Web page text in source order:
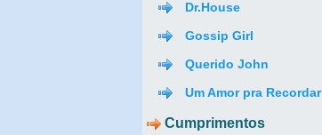
Dr.House
Gossip Girl
Querido John
Um Amor pra Recordar
Cumprimentos